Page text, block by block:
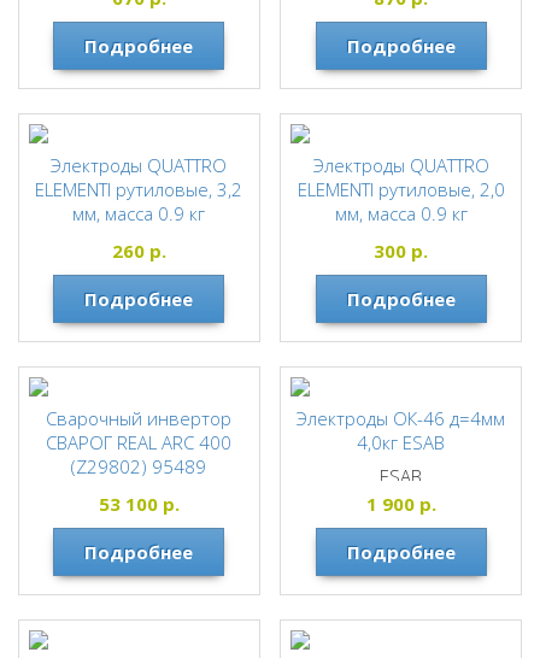
Подробнее
Подробнее
Электроды QUATTRO
ELEMENTI рутиловые, 3,2
мм, масса 0.9 кг
QUATTRO ELEMENTI
260р.
Подробнее
Электроды QUATTRO
ELEMENTI рутиловые, 2,0
мм, масса 0.9 кг
QUATTRO ELEMENTI
300 р.
Подробнее
Сварочный инвертор
СВАРОГ REAL ARC 400
(Z29802) 95489
СВАРОГ
53 100р.
Подробнее
Электроды ОК-46 д=4мм
4,0кг ESAB
ESAB
1 900р.
Подробнее